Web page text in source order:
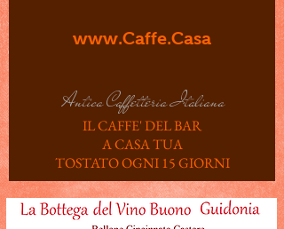
www.Caffe.Casa
Antica Caffetteria Italiana
IL CAFFE' DEL BAR
A CASA TUA
TOSTATO OGNI 15 GIORNI